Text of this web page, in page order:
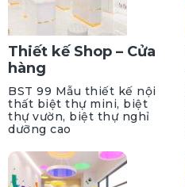
Thiết kế Shop – Cửa
hàng
BST 99 Mẫu thiết kế nội
thất biệt thự mini, biệt
thự vườn, biệt thự nghỉ
dưỡng cao